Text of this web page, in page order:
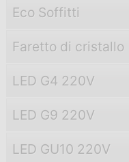
Eco Soffitti
Faretto di cristallo
LED G4 220V
LED G9 220V
LED GU10 220V